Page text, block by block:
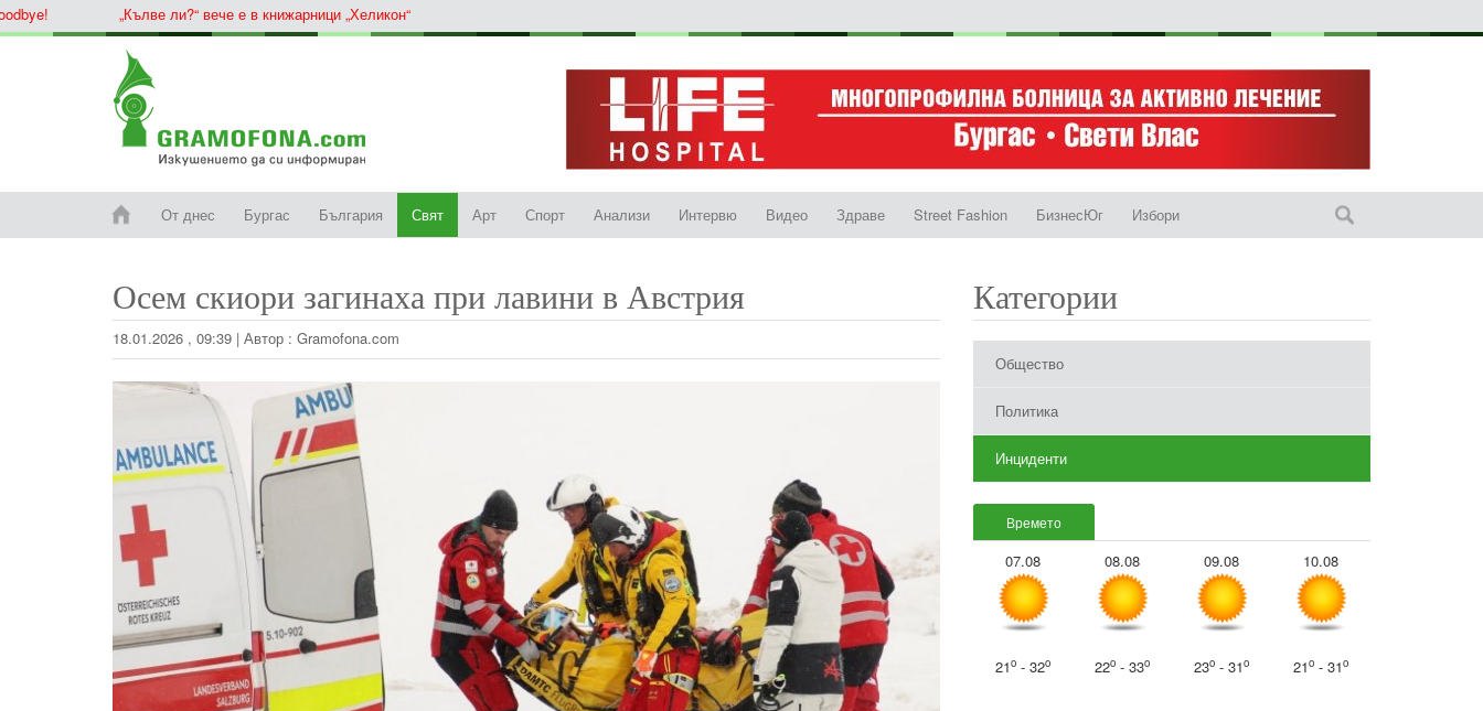
„Кълве ли?“ вече е в книжарници „Хеликон“
От днес Бургас България Свят Арт Спорт Анализи Интервю Видео Здраве Street Fashion БизнесЮг Избори
Осем скиори загинаха при лавини в Австрия
18.01.2026 , 09:39 | Автор : Gramofona.com
Категории
Общество
Политика
Инциденти
Времето
07.08
21o - 32o
08.08
22o - 33o
09.08
23o - 31o
10.08
21o - 31o